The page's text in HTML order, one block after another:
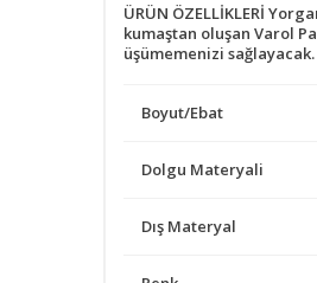
ÜRÜN ÖZELLİKLERİ
kumaştan oluşan Varol
üşümemenizi sağlayacak.
Boyut/Ebat
Dolgu Materyali
Dış Materyal